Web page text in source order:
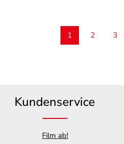
Seite
1 Seite
2 3
Kundenservice
Film ab!